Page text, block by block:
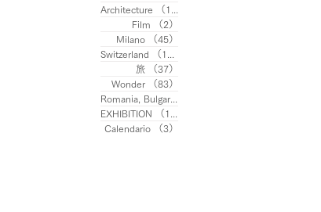
Architecture
（10）
Film
（2）
Milano
（45）
Switzerland
（13）
旅
（37）
Wonder
（83）
EXHIBITION
（11）
Calendario
（3）